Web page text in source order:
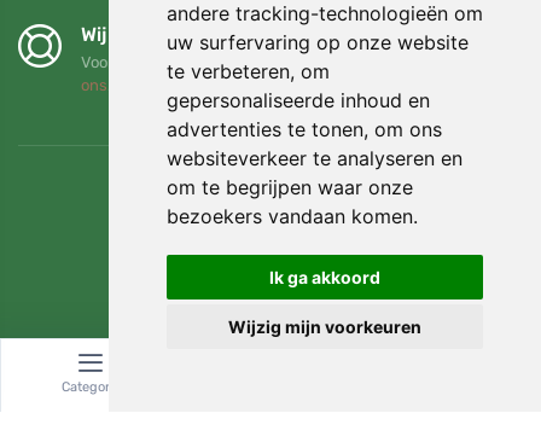
andere tracking-technologieën om
uw surfervaring op onze website
te verbeteren, om
gepersonaliseerde inhoud en
advertenties te tonen, om ons
websiteverkeer te analyseren en
om te begrijpen waar onze
bezoekers vandaan komen.
Ik ga akkoord
Wijzig mijn voorkeuren
Wij steunen Trees.org
Voor elke bestelling planten we een boom! Lees meer
ons
Categorie